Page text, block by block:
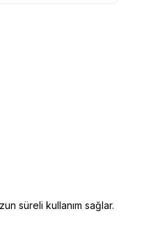
süreli kullanım sağlar.